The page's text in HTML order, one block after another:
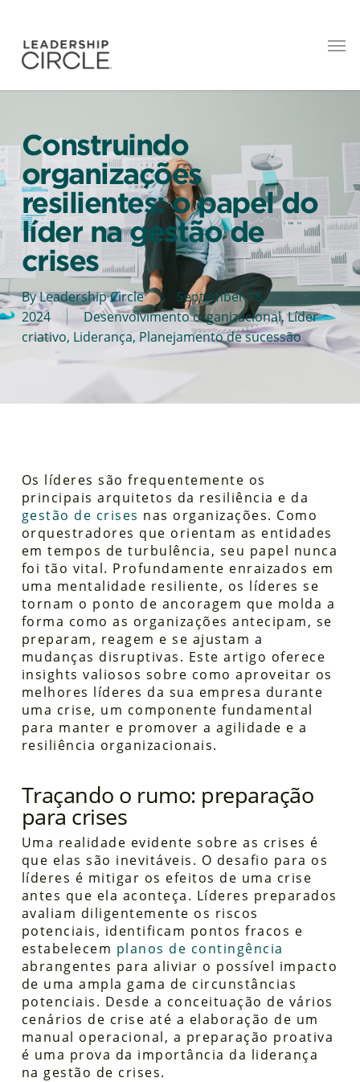
Construindo
organizações
resilientes: o papel do
líder na gestão de
crises
ByLeadership Circle
September 18,
2024
Desenvolvimento organizacional,Líder
criativo, Liderança, Planejamento de sucessão
Os líderes são frequentemente os
principais arquitetos da resiliência e da
gestão de crises nas organizações. Como
orquestradores que orientam as entidades
em tempos de turbulência, seu papel nunca
foi tão vital. Profundamente enraizados em
uma mentalidade resiliente, os líderes se
tornam o ponto de ancoragem que molda a
forma como as organizações antecipam, se
preparam, reagem e se ajustam a
mudanças disruptivas. Este artigo oferece
insights valiosos sobre como aproveitar os
melhores líderes da sua empresa durante
uma crise, um componente fundamental
para manter e promover a agilidade e a
resiliência organizacionais.
Traçando o rumo: preparação
para crises
Uma realidade evidente sobre as crises é
que elas são inevitáveis. O desafio para os
líderes é mitigar os efeitos de uma crise
antes que ela aconteça. Líderes preparados
avaliam diligentemente os riscos
potenciais, identificam pontos fracos e
estabelecem planos de contingência
abrangentes para aliviar o possível impacto
de uma ampla gama de circunstâncias
potenciais. Desde a conceituação de vários
cenários de crise até a elaboração de um
manual operacional, a preparação proativa
é uma prova da importância da liderança
na gestão de crises.